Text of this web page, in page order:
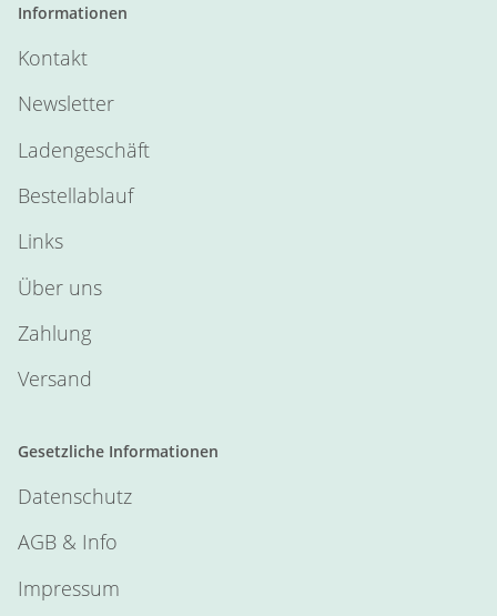
Informationen
Kontakt
Newsletter
Ladengeschäft
Bestellablauf
Links
Über uns
Zahlung
Versand
Gesetzliche Informationen
Datenschutz
AGB & Info
Impressum